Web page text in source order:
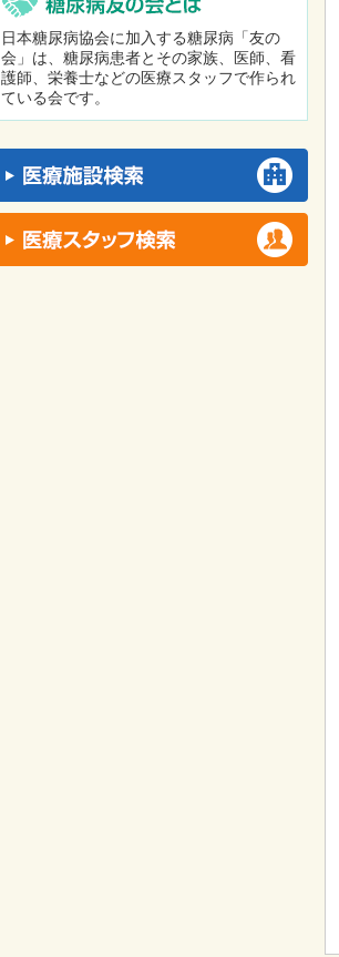
日本糖尿病協会に加入する糖尿病「友の
会」は、糖尿病患者とその家族、医師、看
護師、栄養士などの医療スタッフで作られ
ている会です。